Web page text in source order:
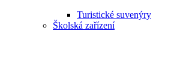
Turistické suvenýry
Školská zařízení